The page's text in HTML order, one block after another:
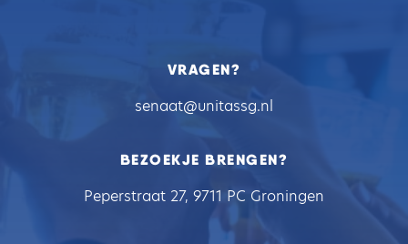
VRAGEN?
senaat@unitassg.nl
BEZOEKJE BRENGEN?
Peperstraat 27, 9711 PC Groningen